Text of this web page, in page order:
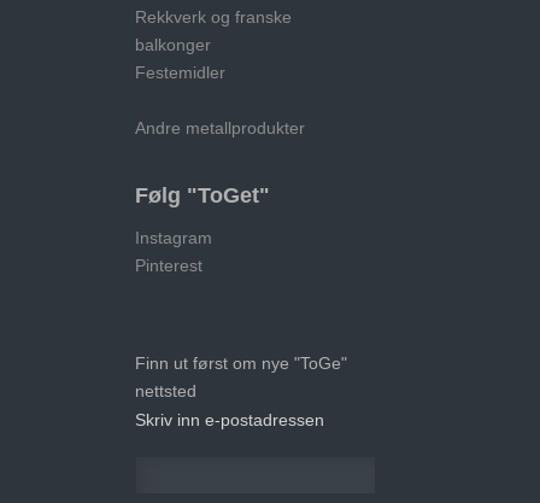
Rekkverk og franske
balkonger
Festemidler
Andre metallprodukter
Følg "ToGet"
Instagram
Pinterest
Finn ut først om nye "ToGe"
nettsted
Skriv inn e-postadressen